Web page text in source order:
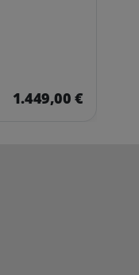
1.449,00 €